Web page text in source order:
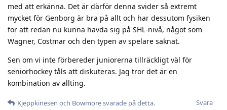
med att erkänna. Det är därför denna svider så extremt
mycket för Genborg är bra på allt och har dessutom fysiken
för att redan nu kunna hävda sig på SHL-nivå, något som
Wagner, Costmar och den typen av spelare saknat.
Sen om vi inte förbereder juniorerna tillräckligt väl för
seniorhockey tåls att diskuteras. Jag tror det är en
kombination av allting.
Svara
Kjeppkinesen och Bowmoresvarade på detta.